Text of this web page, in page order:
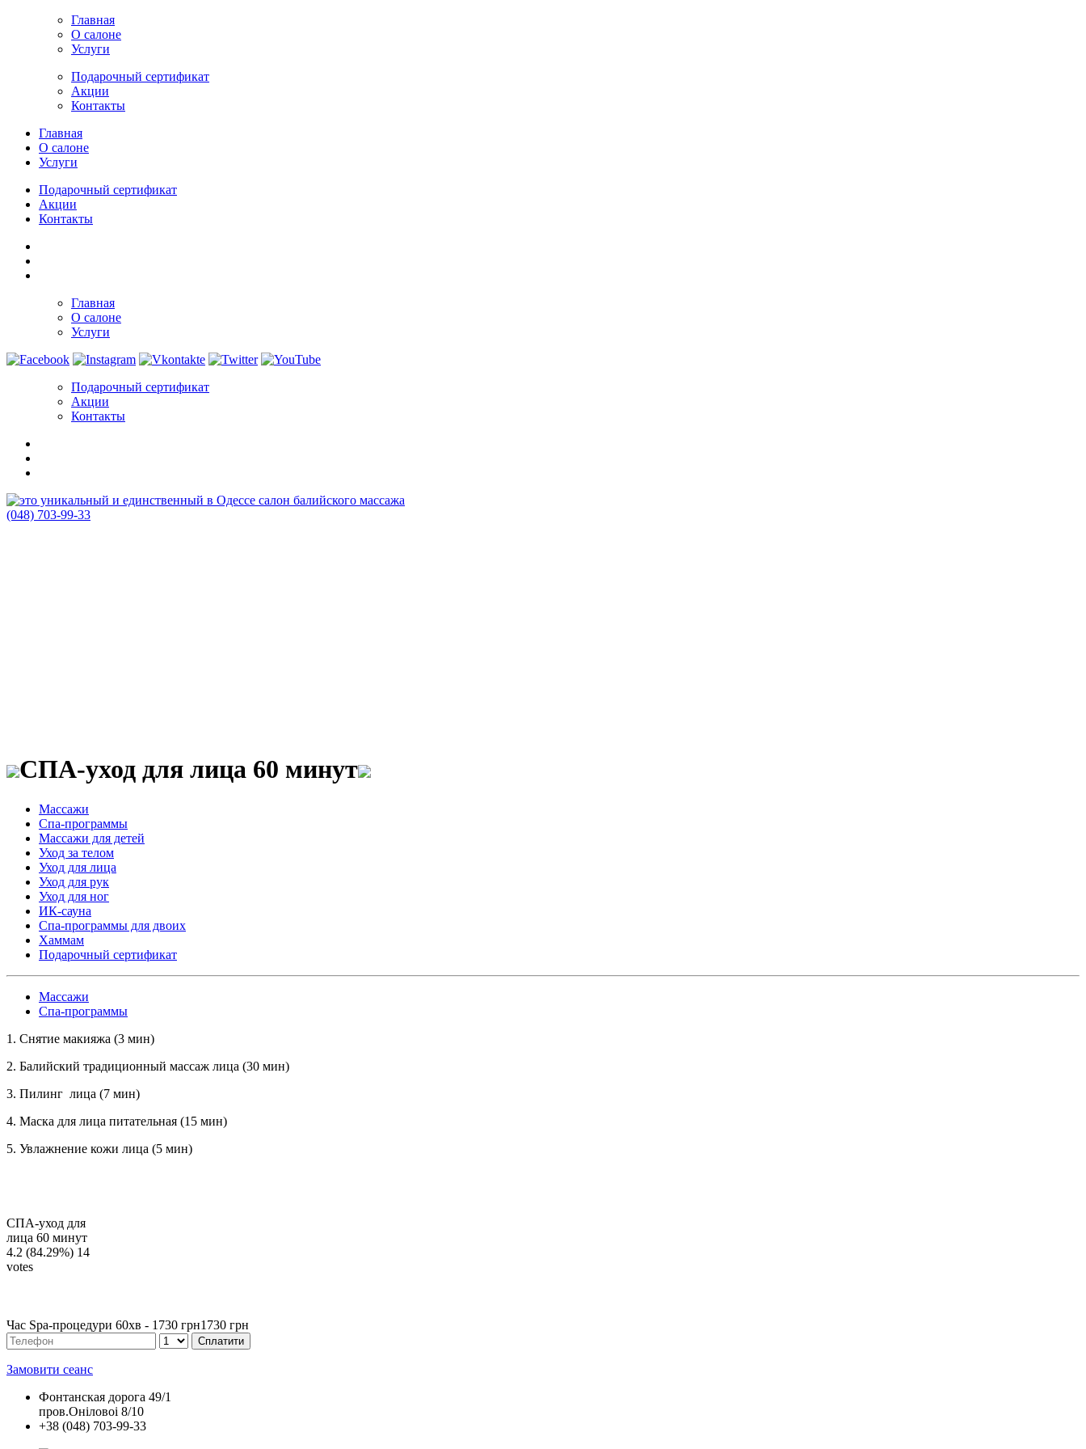
Главная
О салоне
Услуги
Подарочный сертификат
Акции
Контакты
Главная
О салоне
Услуги
Подарочный сертификат
Акции
Контакты
Главная
О салоне
Услуги
Подарочный сертификат
Акции
Контакты
(048) 703-99-33
СПА-уход для лица 60 минут
Массажи
Спа-программы
Массажи для детей
Уход за телом
Уход для лица
Уход для рук
Уход для ног
ИК-сауна
Спа-программы для двоих
Хаммам
Подарочный сертификат
Массажи
Спа-программы
1. Снятие макияжа (3 мин)
2. Балийский традиционный массаж лица (30 мин)
3. Пилинг лица (7 мин)
4. Маска для лица питательная (15 мин)
5. Увлажнение кожи лица (5 мин)
СПА-уход для
лица 60 минут
4.2 (84.29%) 14
votes
Час Spa-процедури 60хв - 1730 грн1730 грн
Замовити сеанс
Фонтанская дорога 49/1
пров.Оніловоі 8/10
+38 (048) 703-99-33